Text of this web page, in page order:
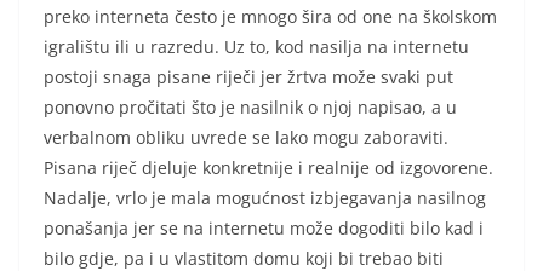
preko interneta često je mnogo šira od one na školskom
igralištu ili u razredu. Uz to, kod nasilja na internetu
postoji snaga pisane riječi jer žrtva može svaki put
ponovno pročitati što je nasilnik o njoj napisao, a u
verbalnom obliku uvrede se lako mogu zaboraviti.
Pisana riječ djeluje konkretnije i realnije od izgovorene.
Nadalje, vrlo je mala mogućnost izbjegavanja nasilnog
ponašanja jer se na internetu može dogoditi bilo kad i
bilo gdje, pa i u vlastitom domu koji bi trebao biti